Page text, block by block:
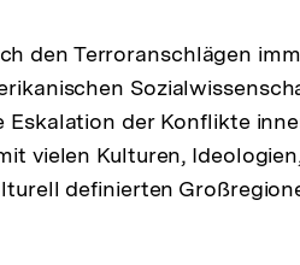
den Terroranschlägen
Eskalation der Konflikte
vielen Kulturen,
definierten